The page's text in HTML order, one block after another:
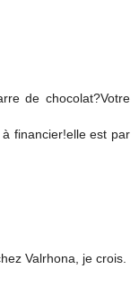
de chocolat?Votre
financier!elle est par
Valrhona, je crois.